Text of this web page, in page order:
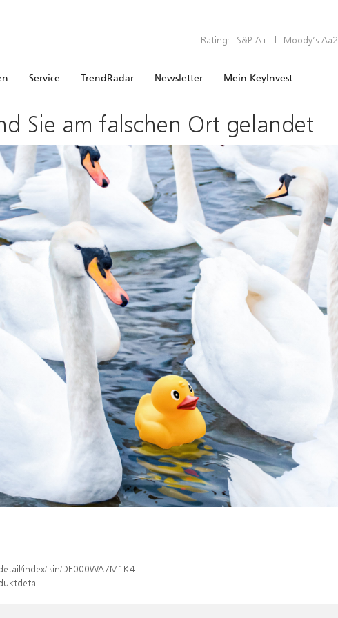
Rating: S&P A+ | Moody’s Aa2
Service TrendRadar Newsletter Mein KeyInvest
Sie am falschen Ort gelandet
index/isin/DE000WA7M1K4